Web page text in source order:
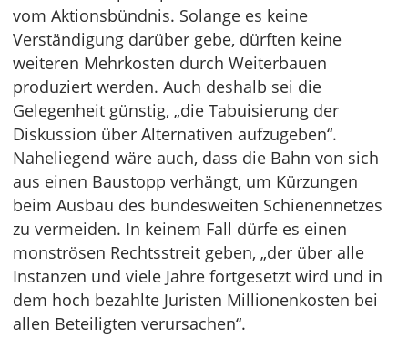
vom Aktionsbündnis. Solange es keine
Verständigung darüber gebe, dürften keine
weiteren Mehrkosten durch Weiterbauen
produziert werden. Auch deshalb sei die
Gelegenheit günstig, „die Tabuisierung der
Diskussion über Alternativen aufzugeben“.
Naheliegend wäre auch, dass die Bahn von sich
aus einen Baustopp verhängt, um Kürzungen
beim Ausbau des bundesweiten Schienennetzes
zu vermeiden. In keinem Fall dürfe es einen
monströsen Rechtsstreit geben, „der über alle
Instanzen und viele Jahre fortgesetzt wird und in
dem hoch bezahlte Juristen Millionenkosten bei
allen Beteiligten verursachen“.